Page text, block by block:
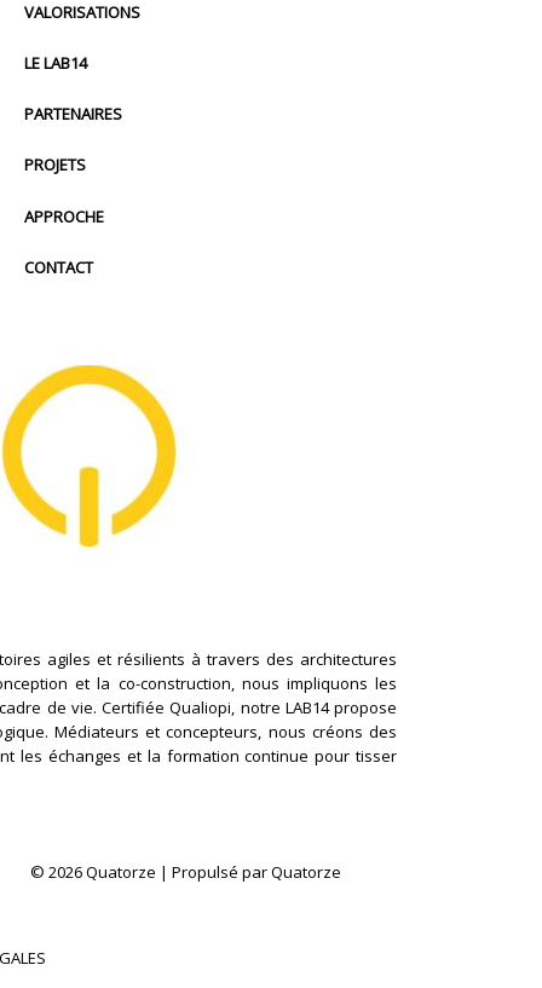
VALORISATIONS
LE LAB14
PARTENAIRES
PROJETS
APPROCHE
CONTACT
agiles et résilients à travers des architectures
et la co-construction, nous impliquons les
de vie. Certifiée Qualiopi, notre LAB14 propose
Médiateurs et concepteurs, nous créons des
les échanges et la formation continue pour tisser
© 2026 Quatorze | Propulsé par Quatorze